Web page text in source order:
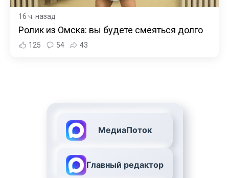
16 ч. назад
Ролик из Омска: вы будете смеяться долго
125 54 43
МедиаПоток
Главный редактор